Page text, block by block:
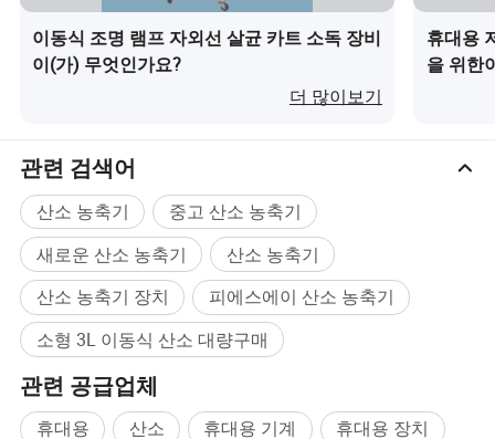
이동식 조명 램프 자외선 살균 카트 소독 장비
이(가) 무엇인가요?
더 많이보기
휴대용
을 위한
관련 검색어
산소 농축기
중고 산소 농축기
새로운 산소 농축기
산소 농축기
산소 농축기 장치
피에스에이 산소 농축기
소형 3L 이동식 산소 대량구매
관련 공급업체
휴대용 산소 휴대용 기계 휴대용 장치